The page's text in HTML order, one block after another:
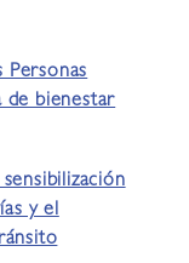
de bienestar
y el